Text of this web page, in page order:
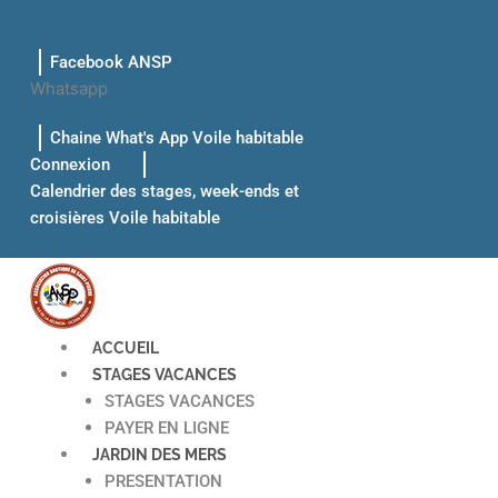
contenuFacebook ANSP
Whatsapp
Chaine What's App Voile habitable
Connexion
Calendrier des stages, week-ends et
croisières Voile habitable
ACCUEIL
STAGES VACANCES
STAGES VACANCES
PAYER EN LIGNE
JARDIN DES MERS
PRESENTATION